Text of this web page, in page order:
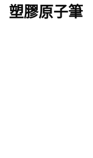
塑膠原子筆